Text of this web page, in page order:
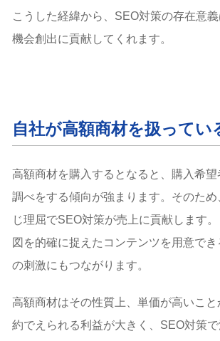
こうした経緯から、SEO対策の存在意
機会創出に貢献してくれます。
自社が高額商材を扱ってい
高額商材を購入するとなると、購入希
調べをする傾向が強まります。そのため
じ理屈でSEO対策が売上に貢献します
図を的確に捉えたコンテンツを用意で
の刺激にもつながります。
高額商材はその性質上、単価が高いこ
約でえられる利益が大きく、SEO対策